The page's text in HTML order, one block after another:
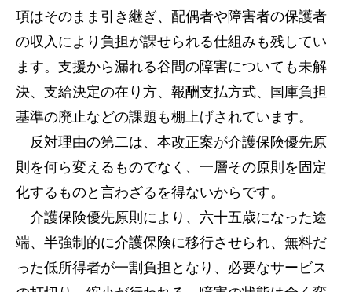
項はそのまま引き継ぎ、配偶者や障害者の保護者
の収入により負担が課せられる仕組みも残してい
ます。支援から漏れる谷間の障害についても未解
決、支給決定の在り方、報酬支払方式、国庫負担
基準の廃止などの課題も棚上げされています。
反対理由の第二は、本改正案が介護保険優先原
則を何ら変えるものでなく、一層その原則を固定
化するものと言わざるを得ないからです。
介護保険優先原則により、六十五歳になった途
端、半強制的に介護保険に移行させられ、無料だ
った低所得者が一割負担となり、必要なサービス